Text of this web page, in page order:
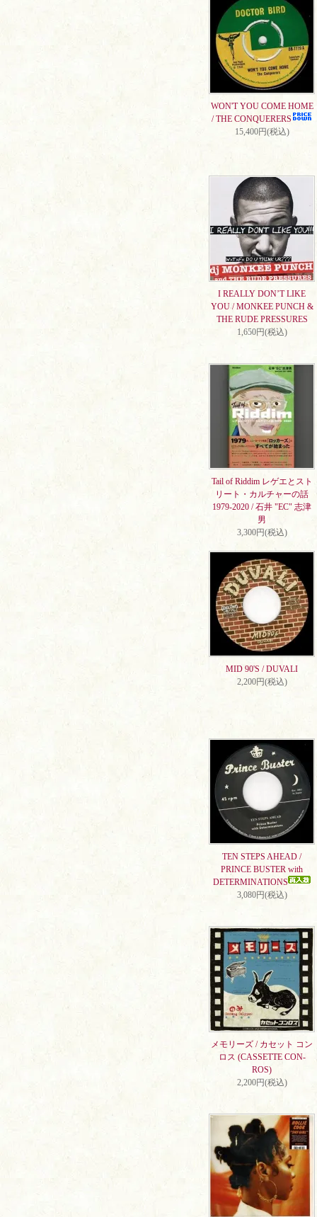
WON'T YOU COME HOME
/ THE CONQUERERS
15,400円(税込)
I REALLY DON’T LIKE
YOU / MONKEE PUNCH &
THE RUDE PRESSURES
1,650円(税込)
Tail of Riddim レゲエとスト
リート・カルチャーの話
1979-2020 / 石井 "EC" 志津
男
3,300円(税込)
MID 90'S / DUVALI
2,200円(税込)
TEN STEPS AHEAD /
PRINCE BUSTER with
DETERMINATIONS
3,080円(税込)
メモリーズ / カセット コン
ロス (CASSETTE CON-
ROS)
2,200円(税込)